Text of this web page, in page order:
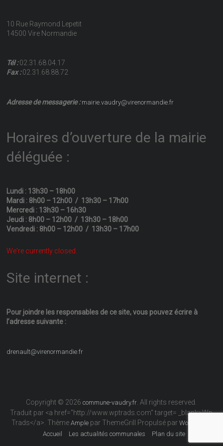
10 Rue Raymond Lepetit
14500 Vire Normandie
Tél :02.31.68.04.17
Fax :02.31.68.88.72
Adresse de messagerie :mairie.vaudry@virenormandie.fr
Horaires d’ouverture de la mairie
déléguée :
Lundi : 13h30 – 18h00
Mardi : 8h00 – 12h00 / 13h30 – 17h00
Mercredi : 13h30 – 16h30
Jeudi : 8h00 – 12h00 / 13h30 – 18h00
Vendredi : 8h00 – 12h00 / 13h30 – 17h00
We're currently closed.
Site internet :
Pour joindre les responsables de ce site, vous pouvez écrire à
l’adresse suivante :
drenault@virenormandie.fr
Copyright © 2026commune-vaudry.fr . All rights reserved.
Traduit par <a href="http://www.wptrads.com" target= _blank>Wp
Trads</a>. ThèmeAmple par ThemeGrill Propulsé parWordPress
Accueil
Les actualités communales Plan du site